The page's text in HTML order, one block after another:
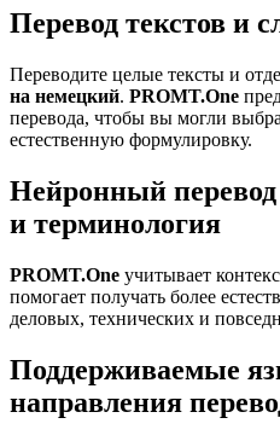
Перевод текстов и
Переводите целые тексты и
на немецкий. PROMT.One
перевода, чтобы вы могли
естественную формулировку.
Нейронный
и терминология
PROMT.One учитывает
помогает получать более
деловых, технических и
Поддерживаемые
направления